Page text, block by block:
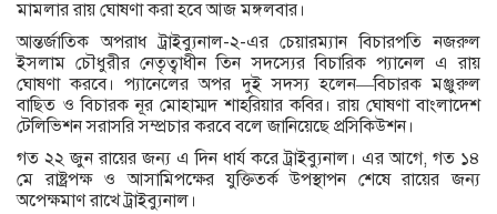
মামলার রায় ঘোষণা করা হবে আজ মঙ্গলবার।
আন্তর্জাতিক অপরাধ ট্রাইব্যুনাল-২-এর চেয়ারম্যান বিচারপতি নজরুল
ইসলাম চৌধুরীর নেতৃত্বাধীন তিন সদস্যের বিচারিক প্যানেল এ রায়
ঘোষণা করবে। প্যানেলের অপর দুই সদস্য হলেন—বিচারক মঞ্জুরুল
বাছিত ও বিচারক নূর মোহাম্মদ শাহরিয়ার কবির। রায় ঘোষণা বাংলাদেশ
টেলিভিশন সরাসরি সম্প্রচার করবে বলে জানিয়েছে প্রসিকিউশন।
গত ২২ জুন রায়ের জন্য এ দিন ধার্য করে ট্রাইব্যুনাল। এর আগে, গত ১৪
মে রাষ্ট্রপক্ষ ও আসামিপক্ষের যুক্তিতর্ক উপস্থাপন শেষে রায়ের জন্য
অপেক্ষমাণ রাখে ট্রাইব্যুনাল।